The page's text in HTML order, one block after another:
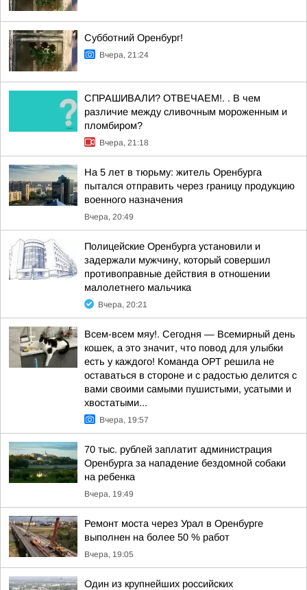
Субботний Оренбург!
Вчера, 21:24
СПРАШИВАЛИ? ОТВЕЧАЕМ!. . В чем
различие между сливочным мороженным и
пломбиром?
Вчера, 21:18
На 5 лет в тюрьму: житель Оренбурга
пытался отправить через границу продукцию
военного назначения
Вчера, 20:49
Полицейские Оренбурга установили и
задержали мужчину, который совершил
противоправные действия в отношении
малолетнего мальчика
Вчера, 20:21
Всем-всем мяу!. Сегодня — Всемирный день
кошек, а это значит, что повод для улыбки
есть у каждого! Команда ОРТ решила не
оставаться в стороне и с радостью делится с
вами своими самыми пушистыми, усатыми и
хвостатыми...
Вчера, 19:57
70 тыс. рублей заплатит администрация
Оренбурга за нападение бездомной собаки
на ребенка
Вчера, 19:49
Ремонт моста через Урал в Оренбурге
выполнен на более 50 % работ
Вчера, 19:05
Один из крупнейших российских